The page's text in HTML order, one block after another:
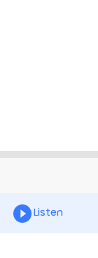
Listen